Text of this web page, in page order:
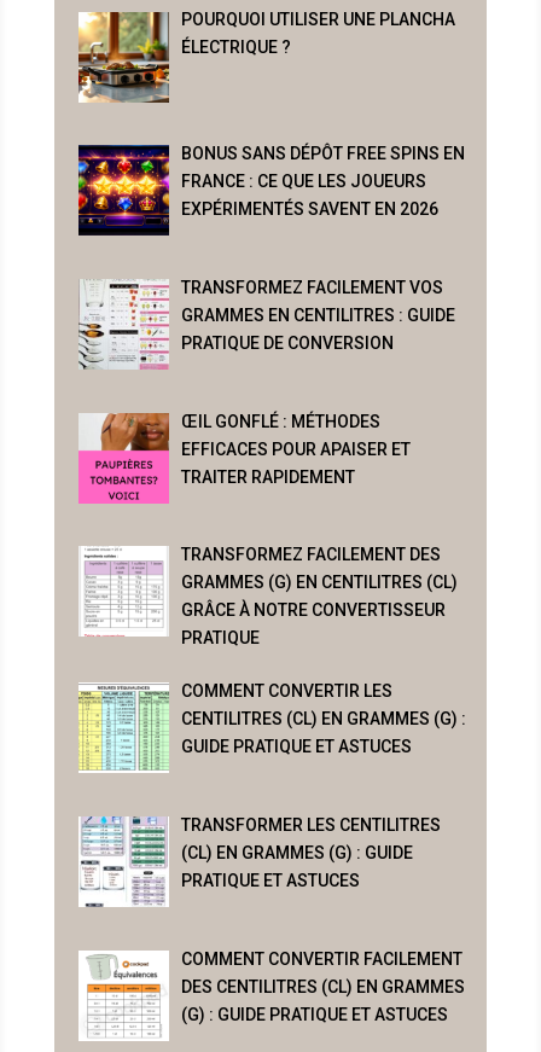
POURQUOI UTILISER UNE PLANCHA
ÉLECTRIQUE ?
BONUS SANS DÉPÔT FREE SPINS EN
FRANCE : CE QUE LES JOUEURS
EXPÉRIMENTÉS SAVENT EN 2026
TRANSFORMEZ FACILEMENT VOS
GRAMMES EN CENTILITRES : GUIDE
PRATIQUE DE CONVERSION
ŒIL GONFLÉ : MÉTHODES
EFFICACES POUR APAISER ET
TRAITER RAPIDEMENT
TRANSFORMEZ FACILEMENT DES
GRAMMES (G) EN CENTILITRES (CL)
GRÂCE À NOTRE CONVERTISSEUR
PRATIQUE
COMMENT CONVERTIR LES
CENTILITRES (CL) EN GRAMMES (G) :
GUIDE PRATIQUE ET ASTUCES
TRANSFORMER LES CENTILITRES
(CL) EN GRAMMES (G) : GUIDE
PRATIQUE ET ASTUCES
COMMENT CONVERTIR FACILEMENT
DES CENTILITRES (CL) EN GRAMMES
(G) : GUIDE PRATIQUE ET ASTUCES